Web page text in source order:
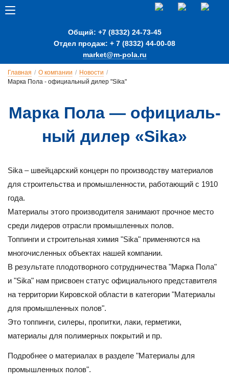
Общий: +7 (8332) 24-73-45
Отдел продаж: + 7 (8332) 44-00-08
market@m-pola.ru
Главная / О компании / Новости /
Марка Пола - официальный дилер "Sika"
Мар­ка По­ла — о­фи­ци­аль­
ный ди­лер «Sika»
Sika – швейцарский концерн по производству материалов
для строительства и промышленности, работающий с 1910
года.
Материалы этого производителя занимают прочное место
среди лидеров отрасли промышленных полов.
Топпинги и строительная химия "Sika" применяются на
многочисленных объектах нашей компании.
В результате плодотворного сотрудничества "Марка Пола"
и "Sika" нам присвоен статус официального представителя
на территории Кировской области в категории "Материалы
для промышленных полов".
Это топпинги, силеры, пропитки, лаки, герметики,
материалы для полимерных покрытий и пр.
Подробнее о материалах в разделе "Материалы для
промышленных полов".